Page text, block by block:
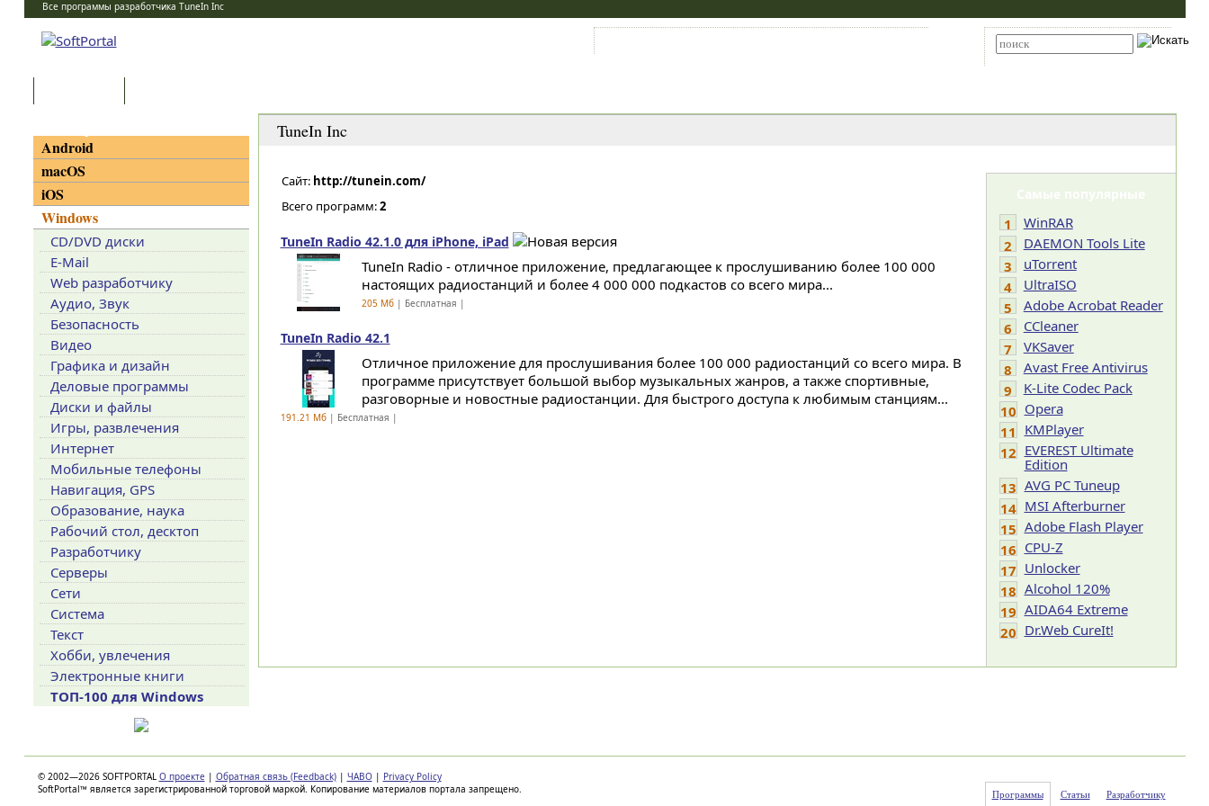
Все программы разработчика TuneIn Inc
TuneIn Inc
Сайт: http://tunein.com/
Всего программ:2
TuneIn Radio 42.1.0 для iPhone, iPad
TuneIn Radio - отличное приложение, предлагающее к прослушиванию более 100 000
настоящих радиостанций и более 4 000 000 подкастов со всего мира...
205 Мб| Бесплатная |
TuneIn Radio 42.1
Отличное приложение для прослушивания более 100 000 радиостанций со всего мира. В
программе присутствует большой выбор музыкальных жанров, а также спортивные,
разговорные и новостные радиостанции. Для быстрого доступа к любимым станциям...
191.21 Мб| Бесплатная |
Самые популярные
1
WinRAR
2
DAEMON Tools Lite
3
uTorrent
4
UltraISO
5
Adobe Acrobat Reader
6
CCleaner
7
VKSaver
8
Avast Free Antivirus
9
K-Lite Codec Pack
10 Opera
11 KMPlayer
12 EVEREST Ultimate
Edition
13 AVG PC Tuneup
14 MSI Afterburner
15 Adobe Flash Player
16 CPU-Z
17 Unlocker
18 Alcohol 120%
19 AIDA64 Extreme
20 Dr.Web CureIt!
Android
macOS
iOS
Windows
CD/DVD диски
E-Mail
Web разработчику
Аудио, Звук
Безопасность
Видео
Графика и дизайн
Деловые программы
Диски и файлы
Игры, развлечения
Интернет
Мобильные телефоны
Навигация, GPS
Образование, наука
Рабочий стол, десктоп
Разработчику
Серверы
Сети
Система
Текст
Хобби, увлечения
Электронные книги
ТОП-100 для Windows
© 2002—2026 SOFTPORTAL О проекте | Обратная связь (Feedback) | ЧАВО | Privacy Policy
SoftPortal™ является зарегистрированной торговой маркой. Копирование материалов портала запрещено.
Программы Статьи Разработчику